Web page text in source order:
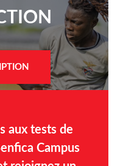
aux tests de
Campus